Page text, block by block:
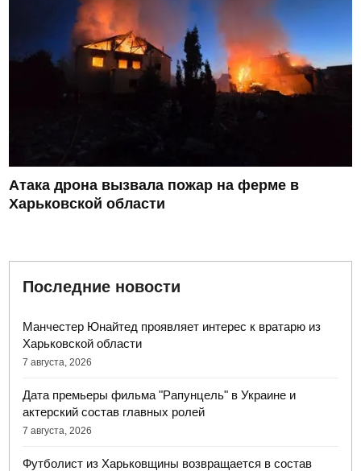
Атака дрона вызвала пожар на ферме в
Харьковской области
Последние новости
Манчестер Юнайтед проявляет интерес к вратарю из
Харьковской области
7 августа, 2026
Дата премьеры фильма "Рапунцель" в Украине и
актерский состав главных ролей
7 августа, 2026
Футболист из Харьковщины возвращается в состав